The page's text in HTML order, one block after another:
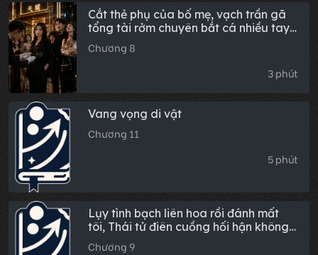
Cắt thẻ phụ của bố mẹ, vạch trần gã
tổng tài rởm chuyên bắt cá nhiều tay
tại công ty
Chương 8
3 phút
Vang vọng di vật
Chương 11
5 phút
Lụy tình bạch liên hoa rồi đánh mất
tôi, Thái tử điên cuồng hối hận không
kịp
Chương 9